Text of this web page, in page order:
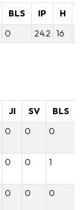
BLS IP H
0 24.2 16
JI SV
BLS
0 0 0
0 0 1
0 0 0